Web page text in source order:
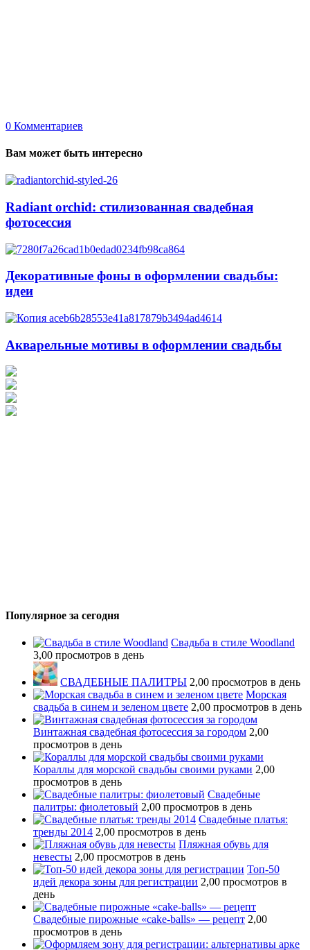
0 Комментариев
Вам может быть интересно
Radiant orchid: стилизованная свадебная
фотосессия
Декоративные фоны в оформлении свадьбы:
идеи
Акварельные мотивы в оформлении свадьбы
Популярное за сегодня
Свадьба в стиле Woodland
3,00 просмотров в день
СВАДЕБНЫЕ ПАЛИТРЫ 2,00 просмотров в день
Морская
свадьба в синем и зеленом цвете 2,00 просмотров в день
Винтажная свадебная фотосессия за городом 2,00
просмотров в день
Кораллы для морской свадьбы своими руками 2,00
просмотров в день
Свадебные
палитры: фиолетовый 2,00 просмотров в день
Свадебные платья:
тренды 2014 2,00 просмотров в день
Пляжная обувь для
невесты 2,00 просмотров в день
Топ-50
идей декора зоны для регистрации 2,00 просмотров в
день
Свадебные пирожные «cake-balls» — рецепт 2,00
просмотров в день